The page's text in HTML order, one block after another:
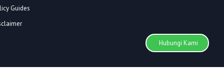
Guides
Hubungi Kami